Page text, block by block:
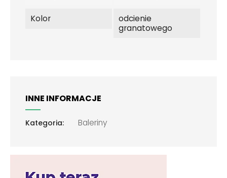
Kolor
odcienie
granatowego
INNE INFORMACJE
Kategoria: Baleriny